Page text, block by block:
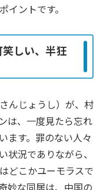
イントです。
しい、半狂
んじょうし）が、村
は、一度見たら忘れ
ます。罪のない人々
状況でありながら、
どこかユーモラスで